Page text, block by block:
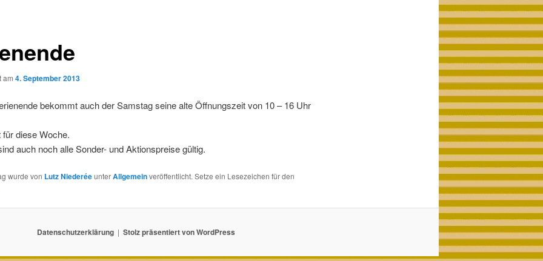
am 4. September 2013
bekommt auch der Samstag seine alte Öffnungszeit von 10 – 16 Uhr
diese Woche.
auch noch alle Sonder- und Aktionspreise gültig.
wurde von Lutz NiederéeunterAllgemeinveröffentlicht. Setze ein Lesezeichen für den
Datenschutzerklärung Stolz präsentiert von WordPress